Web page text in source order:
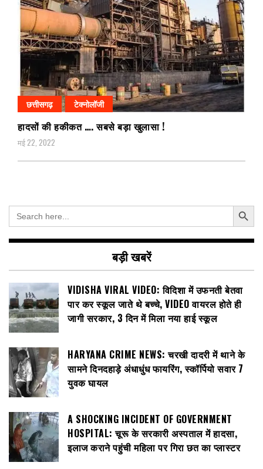
छत्तीसगढ़ टेक्नोलॉजी
हादसों की हकीकत …. सबसे बड़ा खुलासा !
मई 22, 2022
Search
for:
Search Button
बड़ी खबरें
VIDISHA VIRAL VIDEO: विदिशा में उफनती बेतवा
पार कर स्कूल जाते थे बच्चे, VIDEO वायरल होते ही
जागी सरकार, 3 दिन में मिला नया हाई स्कूल
HARYANA CRIME NEWS: चरखी दादरी में थाने के
सामने दिनदहाड़े अंधाधुंध फायरिंग, स्कॉर्पियो सवार 7
युवक घायल
A SHOCKING INCIDENT OF GOVERNMENT
HOSPITAL: चूरू के सरकारी अस्पताल में हादसा,
इलाज कराने पहुंची महिला पर गिरा छत का प्लास्टर